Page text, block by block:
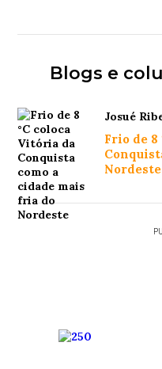
Blogs e
Josué
Frio de 8
Nordeste